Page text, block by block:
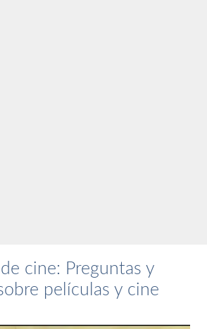
cine: Preguntas y
películas y cine